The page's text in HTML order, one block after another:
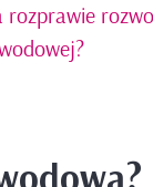
rozprawie